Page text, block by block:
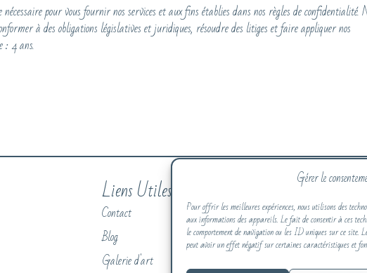
Gérer le
Pour offrir les meilleures expériences, nous utilisons des
aux informations des appareils. Le fait de consentir à ces
le comportement de navigation ou les ID uniques sur ce site.
peut avoir un effet négatif sur certaines caractéristiques et
pour vous fournir nos services et aux fins établies dans nos règles de confidentialité.
à des obligations législatives et juridiques, résoudre des litiges et faire appliquer nos
: 4 ans.
Liens Utiles
Contact
Blog
Galerie d'art